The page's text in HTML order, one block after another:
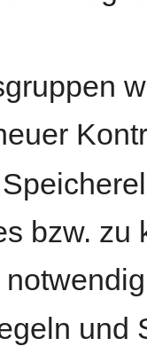
bzw. zu
und